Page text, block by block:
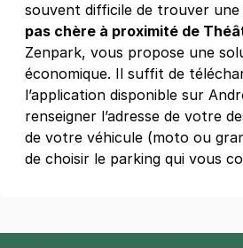
Montreuil -
Pasteur
85 rue Victor Hugo
93100 Montreuil
4,0(2 avis)
Réserver
+ Abonnements disponibles
Nouveau Théâtre
souvent difficile de trouver une
pas chère à proximité de
Zenpark, vous propose une
économique. Il suffit de
l’application disponible sur
renseigner l’adresse de votre
de votre véhicule (moto ou
de choisir le parking qui vous